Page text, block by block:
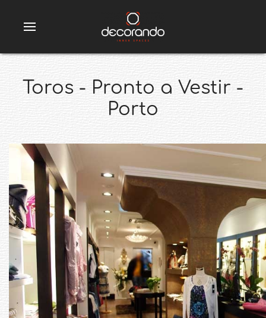
Toros - Pronto a Vestir -
Porto